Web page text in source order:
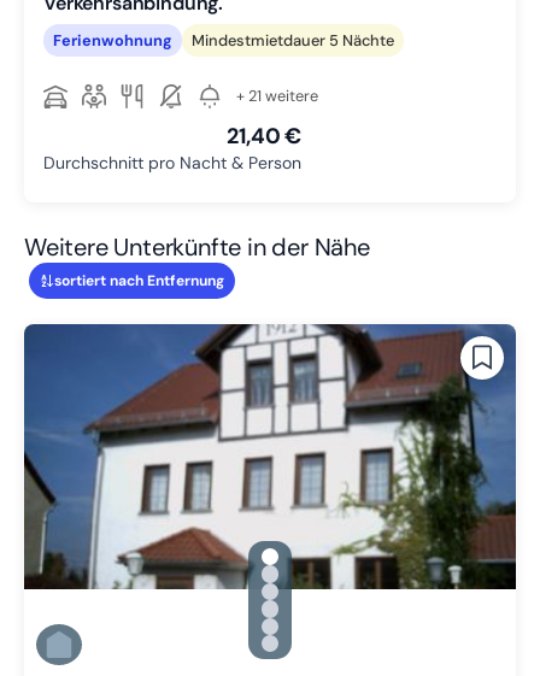
Ferienwohnung Mindestmietdauer 5 Nächte
+ 21 weitere
21,40 €
Durchschnitt pro Nacht & Person
Weitere Unterkünfte in der Nähe
sortiert nach Entfernung
gallery.slide_selector
Zu Slide 1 wechseln
Zu Slide 2 wechseln
Zu Slide 3 wechseln
Zu Slide 4 wechseln
Zu Slide 5 wechseln
Zu Slide 6 wechseln